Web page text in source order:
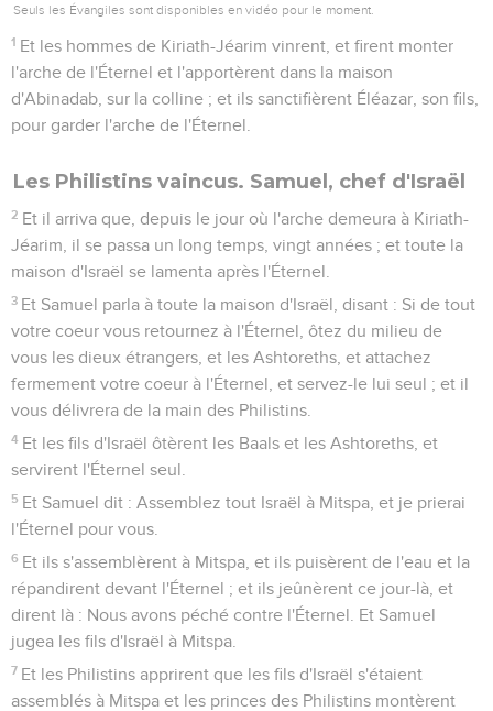
Seuls les Évangiles sont disponibles en vidéo pour le moment.
1 Et les hommes de Kiriath-Jéarim vinrent, et firent monter
l'arche de l'Éternel et l'apportèrent dans la maison
d'Abinadab, sur la colline ; et ils sanctifièrent Éléazar, son fils,
pour garder l'arche de l'Éternel.
Les Philistins vaincus. Samuel, chef d'Israël
2 Et il arriva que, depuis le jour où l'arche demeura à Kiriath-
Jéarim, il se passa un long temps, vingt années ; et toute la
maison d'Israël se lamenta après l'Éternel.
3 Et Samuel parla à toute la maison d'Israël, disant : Si de tout
votre coeur vous retournez à l'Éternel, ôtez du milieu de
vous les dieux étrangers, et les Ashtoreths, et attachez
fermement votre coeur à l'Éternel, et servez-le lui seul ; et il
vous délivrera de la main des Philistins.
4 Et les fils d'Israël ôtèrent les Baals et les Ashtoreths, et
servirent l'Éternel seul.
5 Et Samuel dit : Assemblez tout Israël à Mitspa, et je prierai
l'Éternel pour vous.
6 Et ils s'assemblèrent à Mitspa, et ils puisèrent de l'eau et la
répandirent devant l'Éternel ; et ils jeûnèrent ce jour-là, et
dirent là : Nous avons péché contre l'Éternel. Et Samuel
jugea les fils d'Israël à Mitspa.
7 Et les Philistins apprirent que les fils d'Israël s'étaient
assemblés à Mitspa et les princes des Philistins montèrent